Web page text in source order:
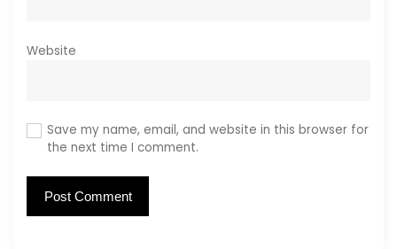
Website
Save my name, email, and website in this browser for
the next time I comment.